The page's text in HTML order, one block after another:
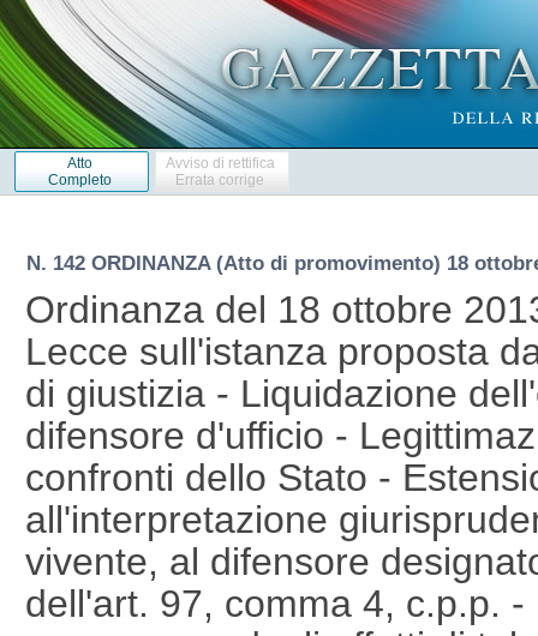
Atto
Completo
Avviso di rettifica
Errata corrige
N. 142 ORDINANZA (Atto di promovimento) 18
Ordinanza del 18 ottobre
Lecce sull'istanza proposta
di giustizia - Liquidazione
difensore d'ufficio -
confronti dello Stato -
all'interpretazione
vivente, al difensore
dell'art. 97, comma 4, c.p.p.